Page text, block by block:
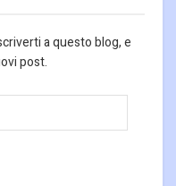
a questo blog, e
post.